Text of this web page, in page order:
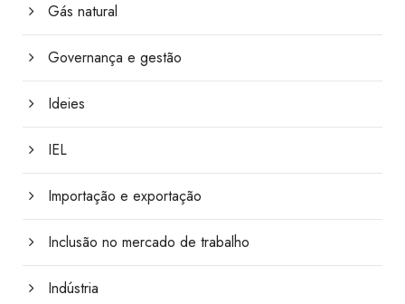
Gás natural
Governança e gestão
Ideies
IEL
Importação e exportação
Inclusão no mercado de trabalho
Indústria